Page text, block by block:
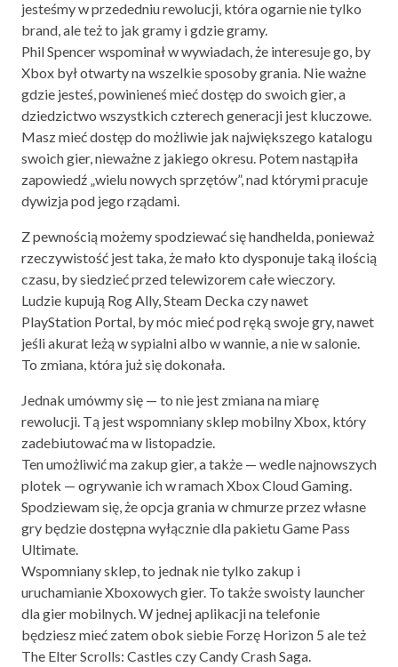
jesteśmy w przededniu rewolucji, która ogarnie nie tylko
brand, ale też to jak gramy i gdzie gramy.
Phil Spencer wspominał w wywiadach, że interesuje go, by
Xbox był otwarty na wszelkie sposoby grania. Nie ważne
gdzie jesteś, powinieneś mieć dostęp do swoich gier, a
dziedzictwo wszystkich czterech generacji jest kluczowe.
Masz mieć dostęp do możliwie jak największego katalogu
swoich gier, nieważne z jakiego okresu. Potem nastąpiła
zapowiedź „wielu nowych sprzętów”, nad którymi pracuje
dywizja pod jego rządami.
Z pewnością możemy spodziewać się handhelda, ponieważ
rzeczywistość jest taka, że mało kto dysponuje taką ilością
czasu, by siedzieć przed telewizorem całe wieczory.
Ludzie kupują Rog Ally, Steam Decka czy nawet
PlayStation Portal, by móc mieć pod ręką swoje gry, nawet
jeśli akurat leżą w sypialni albo w wannie, a nie w salonie.
To zmiana, która już się dokonała.
Jednak umówmy się — to nie jest zmiana na miarę
rewolucji. Tą jest wspomniany sklep mobilny Xbox, który
zadebiutować ma w listopadzie.
Ten umożliwić ma zakup gier, a także — wedle najnowszych
plotek — ogrywanie ich w ramach Xbox Cloud Gaming.
Spodziewam się, że opcja grania w chmurze przez własne
gry będzie dostępna wyłącznie dla pakietu Game Pass
Ultimate.
Wspomniany sklep, to jednak nie tylko zakup i
uruchamianie Xboxowych gier. To także swoisty launcher
dla gier mobilnych. W jednej aplikacji na telefonie
będziesz mieć zatem obok siebie Forzę Horizon 5 ale też
The Elter Scrolls: Castles czy Candy Crash Saga.